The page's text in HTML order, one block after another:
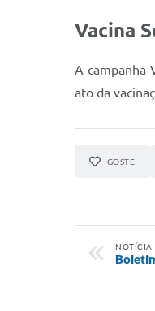
Vacina
A campanha
ato da
GOSTEI
NOTÍCIA